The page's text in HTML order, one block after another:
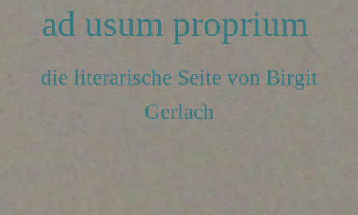
ad usum proprium
die literarische Seite von Birgit
Gerlach